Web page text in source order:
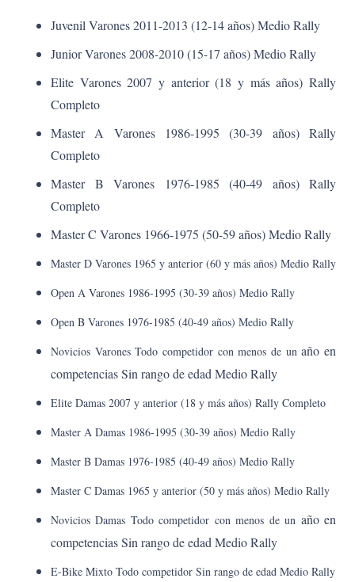
Juvenil Varones 2011-2013 (12-14 años) Medio Rally
Junior Varones 2008-2010 (15-17 años) Medio Rally
Elite Varones 2007 y anterior (18 y más años) Rally
Completo
Master A Varones 1986-1995 (30-39 años) Rally
Completo
Master B Varones 1976-1985 (40-49 años) Rally
Completo
Master C Varones 1966-1975 (50-59 años) Medio Rally
Master D Varones 1965 y anterior (60 y más años) Medio Rally
Open A Varones 1986-1995 (30-39 años) Medio Rally
Open B Varones 1976-1985 (40-49 años) Medio Rally
Novicios Varones Todo competidor con menos de unaño en
competencias Sin rango de edad Medio Rally
Elite Damas 2007 y anterior (18 y más años) Rally Completo
Master A Damas 1986-1995 (30-39 años) Medio Rally
Master B Damas 1976-1985 (40-49 años) Medio Rally
Master C Damas 1965 y anterior (50 y más años) Medio Rally
Novicios Damas Todo competidor con menos de un año en
competencias Sin rango de edad Medio Rally
E-Bike Mixto Todo competidor Sin rango de edad Medio Rally